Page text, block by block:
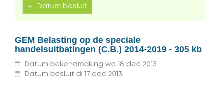
Datum besluit(Oplopend)
GEM Belasting op de speciale
handelsuitbatingen (C.B.) 2014-2019 - 305 kb
Datum bekendmaking wo 18 dec 2013
Datum besluit di 17 dec 2013